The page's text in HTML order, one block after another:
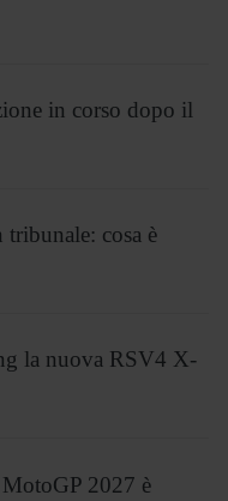
in corso dopo il
cosa è
la nuova RSV4 X-
2027 è